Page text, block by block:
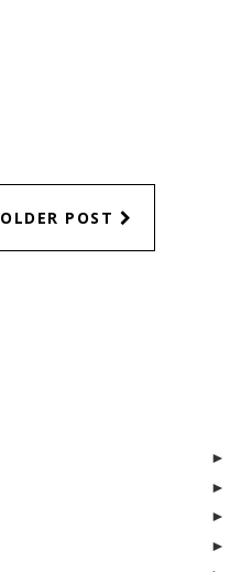
OLDER POST
►
►
►
►